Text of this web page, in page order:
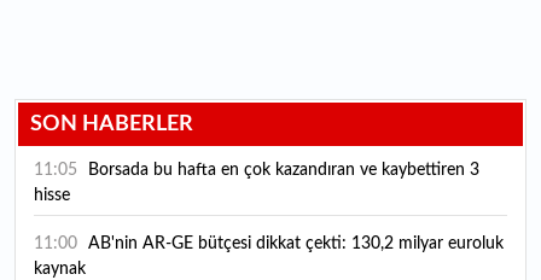
SON HABERLER
11:05
hisse
11:00
kaynak